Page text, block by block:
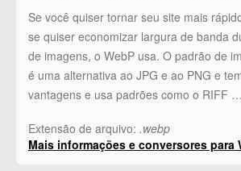
Se você quiser tornar seu site mais
se quiser economizar largura de banda
de imagens, o WebP usa. O padrão de
é uma alternativa ao JPG e ao PNG e
vantagens e usa padrões como o RIFF …
Extensão de arquivo: .webp
Mais informações e conversores para